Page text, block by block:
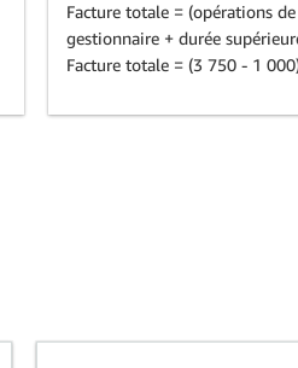
Facture totale = (opérations
gestionnaire + durée
Facture totale = (3 750 - 1